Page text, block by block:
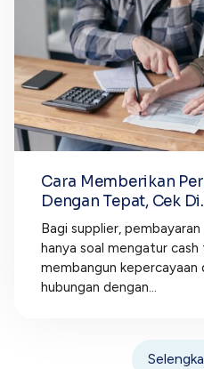
Cara Memberikan
Dengan Tepat, Cek
Bagi supplier,
hanya soal mengatur
membangun kepercayaan
hubungan dengan...